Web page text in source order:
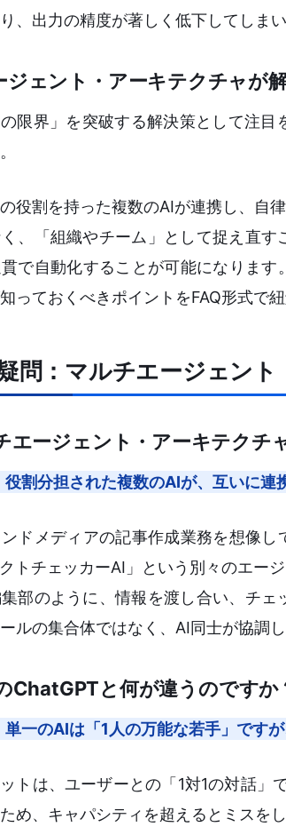
、出力の精度が著しく低下してしまい
ェント・アーキテクチャが
限界」を突破する解決策として注
役割を持った複数のAIが連携し、自
、「組織やチーム」として捉え直
で自動化することが可能になりま
っておくべきポイントをFAQ形式で紐
問：マルチエージェン
エージェント・アーキテクチ
役割分担された複数のAIが、互いに
ドメディアの記事作成業務を想像
トチェッカーAI」という別々のエー
部のように、情報を渡し合い、チ
ルの集合体ではなく、AI同士が協調
ChatGPTと何が違うのですか
単一のAIは「1人の万能な若手」です
トは、ユーザーとの「1対1の対話」
め、キャパシティを超えるとミスを